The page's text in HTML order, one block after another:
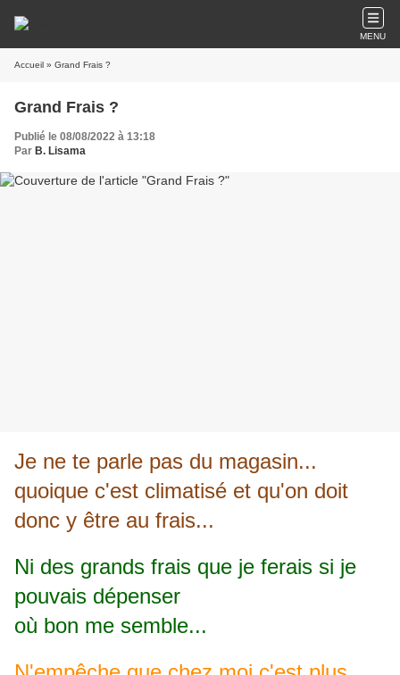
MENU
Accueil » Grand Frais ?
Grand Frais ?
Publié le 08/08/2022 à 13:18
Par B. Lisama
Je ne te parle pas du magasin...
quoique c'est climatisé et qu'on doit
donc y être au frais...
Ni des grands frais que je ferais si je
pouvais dépenser
où bon me semble...